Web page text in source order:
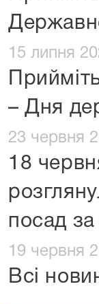
15 липня
– Дня
23 червня
18
посад
19 червня
Всі